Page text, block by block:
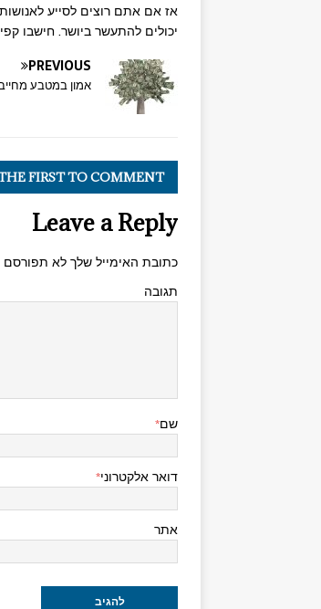
אז אם אתם רוצים לסייע
יכולים להתעשר ביושר. חישבו
PREVIOUS
אמון במטבע
FIRST TO COMMENT
Leave a Reply
כתובת האימייל שלך לא תפורסם
תגובה
שם*
דואר אלקטרוני*
אתר